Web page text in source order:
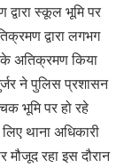
द्वारा स्कूल भूमि पर
द्वारा लगभग
अतिक्रमण किया
ने पुलिस प्रशासन
भूमि पर हो रहे
थाना अधिकारी
रहा इस दौरान